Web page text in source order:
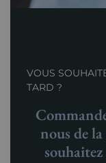
VOUS
TARD ?
nous de